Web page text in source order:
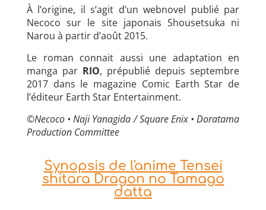
À l’origine, il s’agit d’un webnovel publié par
Necoco sur le site japonais Shousetsuka ni
Narou à partir d’août 2015.
Le roman connait aussi une adaptation en
manga par RIO, prépublié depuis septembre
2017 dans le magazine Comic Earth Star de
l’éditeur Earth Star Entertainment.
©Necoco • Naji Yanagida / Square Enix • Doratama
Production Committee
Synopsis de l'anime Tensei
shitara Dragon no Tamago
datta